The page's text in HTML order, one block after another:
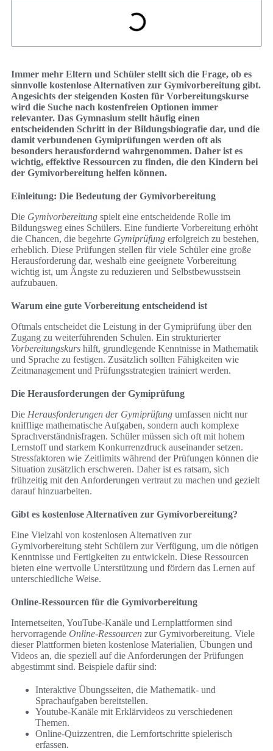
Immer mehr Eltern und Schüler stellt sich die Frage, ob es
sinnvolle kostenlose Alternativen zur Gymivorbereitung gibt.
Angesichts der steigenden Kosten für Vorbereitungskurse
wird die Suche nach kostenfreien Optionen immer
relevanter. Das Gymnasium stellt häufig einen
entscheidenden Schritt in der Bildungsbiografie dar, und die
damit verbundenen Gymiprüfungen werden oft als
besonders herausfordernd wahrgenommen. Daher ist es
wichtig, effektive Ressourcen zu finden, die den Kindern bei
der Gymivorbereitung helfen können.
Einleitung: Die Bedeutung der Gymivorbereitung
Die Gymivorbereitung spielt eine entscheidende Rolle im
Bildungsweg eines Schülers. Eine fundierte Vorbereitung erhöht
die Chancen, die begehrte Gymiprüfung erfolgreich zu bestehen,
erheblich. Diese Prüfungen stellen für viele Schüler eine große
Herausforderung dar, weshalb eine geeignete Vorbereitung
wichtig ist, um Ängste zu reduzieren und Selbstbewusstsein
aufzubauen.
Warum eine gute Vorbereitung entscheidend ist
Oftmals entscheidet die Leistung in der Gymiprüfung über den
Zugang zu weiterführenden Schulen. Ein strukturierter
Vorbereitungskurs hilft, grundlegende Kenntnisse in Mathematik
und Sprache zu festigen. Zusätzlich sollten Fähigkeiten wie
Zeitmanagement und Prüfungsstrategien trainiert werden.
Die Herausforderungen der Gymiprüfung
Die Herausforderungen der Gymiprüfung umfassen nicht nur
knifflige mathematische Aufgaben, sondern auch komplexe
Sprachverständnisfragen. Schüler müssen sich oft mit hohem
Lernstoff und starkem Konkurrenzdruck auseinander setzen.
Stressfaktoren wie Zeitlimits während der Prüfungen können die
Situation zusätzlich erschweren. Daher ist es ratsam, sich
frühzeitig mit den Anforderungen vertraut zu machen und gezielt
darauf hinzuarbeiten.
Gibt es kostenlose Alternativen zur Gymivorbereitung?
Eine Vielzahl von kostenlosen Alternativen zur
Gymivorbereitung steht Schülern zur Verfügung, um die nötigen
Kenntnisse und Fertigkeiten zu entwickeln. Diese Ressourcen
bieten eine wertvolle Unterstützung und fördern das Lernen auf
unterschiedliche Weise.
Online-Ressourcen für die Gymivorbereitung
Internetseiten, YouTube-Kanäle und Lernplattformen sind
hervorragende Online-Ressourcen zur Gymivorbereitung. Viele
dieser Plattformen bieten kostenlose Materialien, Übungen und
Videos an, die speziell auf die Anforderungen der Prüfungen
abgestimmt sind. Beispiele dafür sind:
Interaktive Übungsseiten, die Mathematik- und
Sprachaufgaben bereitstellen.
Youtube-Kanäle mit Erklärvideos zu verschiedenen
Themen.
Online-Quizzentren, die Lernfortschritte spielerisch
erfassen.